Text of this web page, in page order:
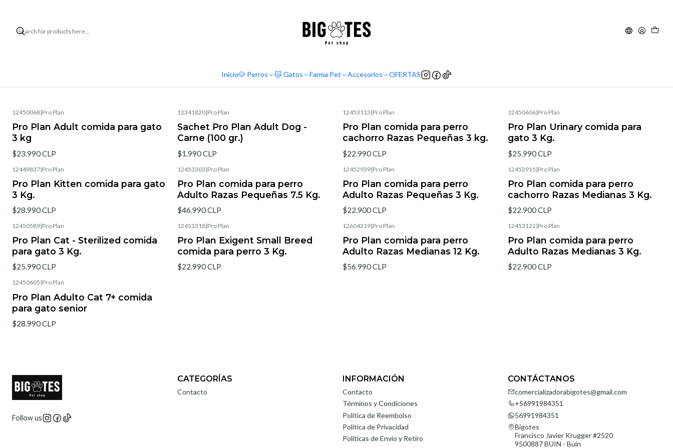
Inicio🐶 Perros 🐱 Gatos Farma Pet Accesorios OFERTAS
Marcas Super Premium
Pro Plan
12450068|Pro Plan
Pro Plan Adult comida para gato
3 kg
$23.990 CLP
12341820|Pro Plan
Sachet Pro Plan Adult Dog -
Carne (100 gr.)
$1.990 CLP
12453113 |Pro Plan
Pro Plan comida para perro
cachorro Razas Pequeñas 3 kg.
$22.990 CLP
12450606|Pro Plan
Pro Plan Urinary comida para
gato 3 Kg.
$25.990 CLP
12449837|Pro Plan
Pro Plan Kitten comida para gato
3 Kg.
$28.990 CLP
12453303 |Pro Plan
Pro Plan comida para perro
Adulto Razas Pequeñas 7.5 Kg.
$46.990 CLP
12452939|Pro Plan
Pro Plan comida para perro
Adulto Razas Pequeñas 3 Kg.
$22.900 CLP
12452915 |Pro Plan
Pro Plan comida para perro
cachorro Razas Medianas 3 Kg.
$22.900 CLP
12450589|Pro Plan
Pro Plan Cat - Sterilized comida
para gato 3 Kg.
$25.990 CLP
12453318|Pro Plan
Pro Plan Exigent Small Breed
comida para perro 3 Kg.
$22.990 CLP
12604219|Pro Plan
Pro Plan comida para perro
Adulto Razas Medianas 12 Kg.
$56.990 CLP
12453122 |Pro Plan
Pro Plan comida para perro
Adulto Razas Medianas 3 Kg.
$22.900 CLP
12450605 |Pro Plan
Pro Plan Adulto Cat 7+ comida
para gato senior
$28.990 CLP
Follow us
CATEGORÍAS
Contacto
INFORMACIÓN
Contacto
Términos y Condiciones
Política de Reembolso
Política de Privacidad
Políticas de Envío y Retiro
CONTÁCTANOS
comercializadorabigotes@gmail.com
+56991984351
56991984351
Bigotes
Francisco Javier Krugger #2520
9500887 BUIN - Buin